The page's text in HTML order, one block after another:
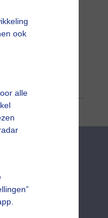
ook
alle geduld aub...